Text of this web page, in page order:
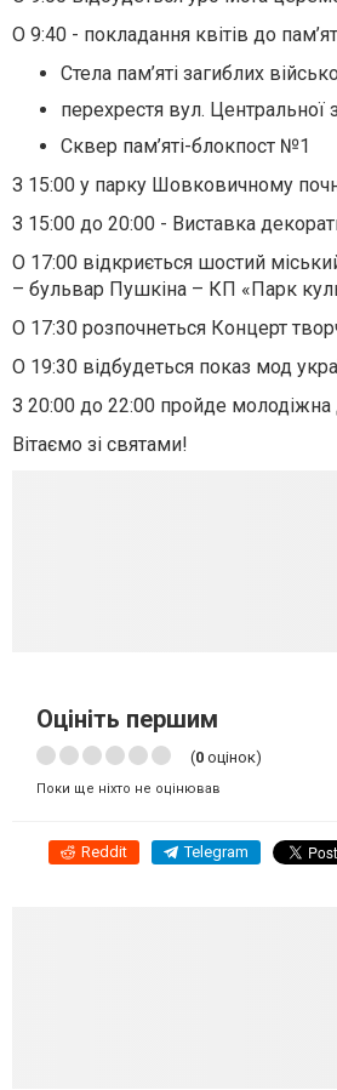
О 9:40 - покладання квітів до
Стела пам’яті загиблих
перехрестя вул. Центральної
Сквер пам’яті-блокпост №1
З 15:00 у парку Шовковичному
З 15:00 до 20:00 - Виставка
О 17:00 відкриється шостий
– бульвар Пушкіна – КП «Парк
О 17:30 розпочнеться Концерт
О 19:30 відбудеться показ мод
З 20:00 до 22:00 пройде молодіжна
Вітаємо зі святами!
Оцініть першим
(0 оцінок)
Поки ще ніхто не оцінював
Reddit Telegram